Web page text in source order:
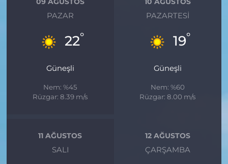
PAZAR
22°
Güneşli
Nem: %45
Rüzgar: 8.39 m/s
PAZARTESI
19°
Güneşli
Nem: %60
Rüzgar: 8.00 m/s
11 AĞUSTOS
SALI
12 AĞUSTOS
ÇARŞAMBA